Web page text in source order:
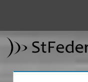
springen